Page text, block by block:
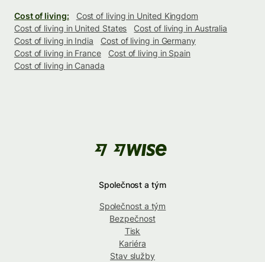
Cost of living:
Cost of living in United Kingdom
Cost of living in United States
Cost of living in Australia
Cost of living in India
Cost of living in Germany
Cost of living in France
Cost of living in Spain
Cost of living in Canada
Společnost a tým
Společnost a tým
Bezpečnost
Tisk
Kariéra
Stav služby